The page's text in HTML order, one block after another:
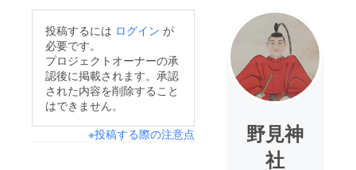
投稿するには ログイン が
必要です。
プロジェクトオーナーの承
認後に掲載されます。承認
された内容を削除すること
はできません。
※投稿する際の注意点
野見神
社